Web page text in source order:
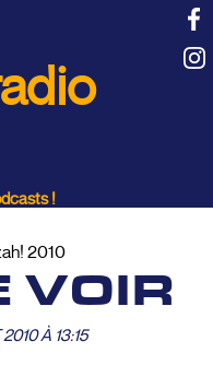
!
2010
VOIR
À 13:15